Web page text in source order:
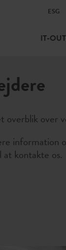
ESG
IT-
overblik over
information
kontakte os.